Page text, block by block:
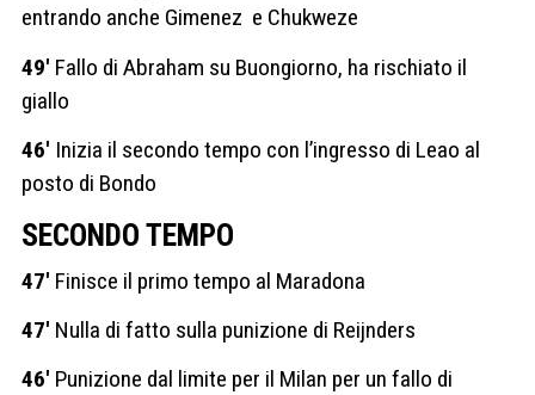
entrando anche Gimenez e Chukweze
49′ Fallo di Abraham su Buongiorno, ha rischiato il
giallo
46′ Inizia il secondo tempo con l’ingresso di Leao al
posto di Bondo
SECONDO TEMPO
47′ Finisce il primo tempo al Maradona
47′ Nulla di fatto sulla punizione di Reijnders
46′ Punizione dal limite per il Milan per un fallo di